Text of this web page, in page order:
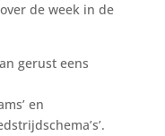
de week in de
gerust eens
en